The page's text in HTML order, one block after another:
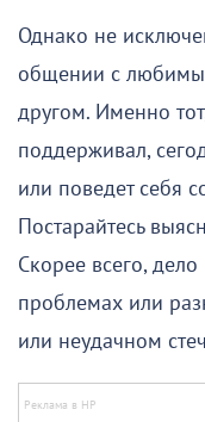
Однако не
общении с
другом. Именно
поддерживал,
или поведет себя
Постарайтесь
Скорее всего,
проблемах или
или неудачном